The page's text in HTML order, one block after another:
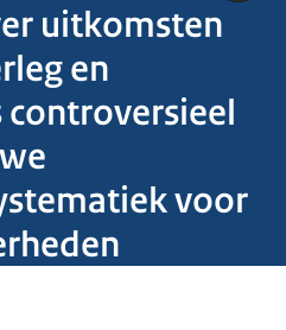
uitkomsten
en
voor